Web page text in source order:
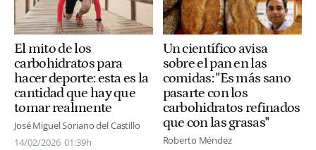
El mito de los
carbohidratos para
hacer deporte: esta es la
cantidad que hay que
tomar realmente
José Miguel Soriano del Castillo
14/02/2026 01:39h
Un científico avisa
sobre el pan en las
comidas: "Es más sano
pasarte con los
carbohidratos refinados
que con las grasas"
Roberto Méndez